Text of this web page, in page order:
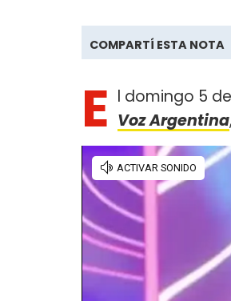
COMPARTÍ ESTA NOTA
E l domingo 5
Voz Argentina